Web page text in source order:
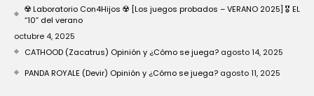
☢️ Laboratorio Con4Hijos ☢️ [Los juegos probados – VERANO 2025] 🎖️ EL
“10” del verano
octubre 4, 2025
CATHOOD (Zacatrus) Opinión y ¿Cómo se juega? agosto 14, 2025
PANDA ROYALE (Devir) Opinión y ¿Cómo se juega? agosto 11, 2025